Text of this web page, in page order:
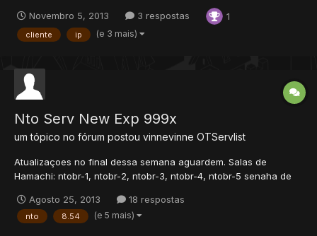
Novembro 5, 2013 3 respostas 1
cliente ip (e 3 mais)
Nto Serv New Exp 999x
um tópico no fórum postou vinnevinne OTServlist
Atualizaçoes no final dessa semana aguardem. Salas de
Hamachi: ntobr-1, ntobr-2, ntobr-3, ntobr-4, ntobr-5 senaha de
e tudo mais. Obrigado Pela ATENÇAO!. By:{STAF} OBITO Vamos
Entrem No Hamachi....Em BREVE ATUALIZAÇAO DO SERVIDOR!
Agosto 25, 2013 18 respostas
nto 8.54 (e 5 mais)